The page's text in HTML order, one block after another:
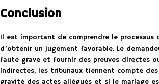
Conclusion
Il est important de comprendre le
d’obtenir un jugement favorable. Le
faute grave et fournir des preuves directes
indirectes, les tribunaux tiennent compte
gravité des actes allégués et si le mariage